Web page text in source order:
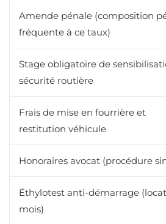
Amende pénale (composition
fréquente à ce taux)
Stage obligatoire de
sécurité routière
Frais de mise en fourrière et
restitution véhicule
Honoraires avocat (procédure
Éthylotest anti-démarrage
mois)